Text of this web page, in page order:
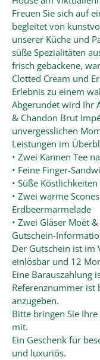
Freuen Sie sich auf
begleitet von
unserer Küche und
süße Spezialitäten
frisch gebackene,
Clotted Cream und
Erlebnis zu einem
Abgerundet wird Ihr
& Chandon Brut
unvergesslichen
Leistungen im
• Zwei Kannen Tee
• Feine Finger-
• Süße
• Zwei warme
Erdbeermarmelade
• Zwei Gläser Moët
Gutschein-
Der Gutschein ist im
einlösbar und 12
Eine Barauszahlung
Referenznummer ist
anzugeben.
Bitte bringen Sie
mit.
Ein Geschenk für
und luxuriös.